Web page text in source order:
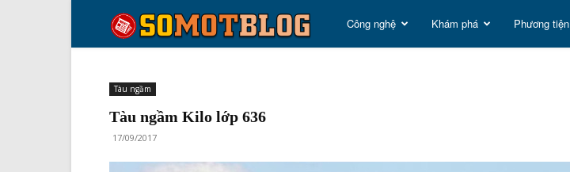
soCông nghệ Khám phá Phương tiện
Tàu ngầm
Tàu ngầm Kilo lớp 636
17/09/2017